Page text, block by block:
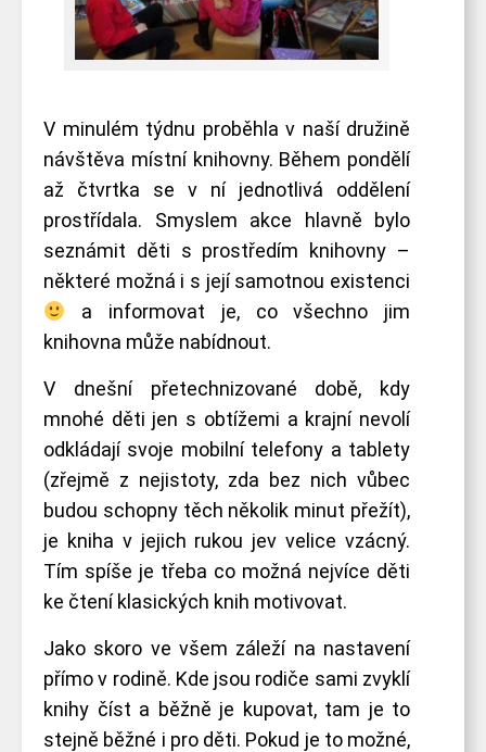
SKIP TO
CONTENT
V minulém týdnu proběhla v naší družině
návštěva místní knihovny. Během pondělí
až čtvrtka se v ní jednotlivá oddělení
prostřídala. Smyslem akce hlavně bylo
seznámit děti s prostředím knihovny –
některé možná i s její samotnou existenci
a informovat je, co všechno jim
knihovna může nabídnout.
V dnešní přetechnizované době, kdy
mnohé děti jen s obtížemi a krajní nevolí
odkládají svoje mobilní telefony a tablety
(zřejmě z nejistoty, zda bez nich vůbec
budou schopny těch několik minut přežít),
je kniha v jejich rukou jev velice vzácný.
Tím spíše je třeba co možná nejvíce děti
ke čtení klasických knih motivovat.
Jako skoro ve všem záleží na nastavení
přímo v rodině. Kde jsou rodiče sami zvyklí
knihy číst a běžně je kupovat, tam je to
stejně běžné i pro děti. Pokud je to možné,